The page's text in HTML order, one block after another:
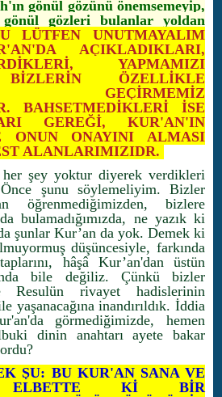
gönül gözünü önemsemeyip,
gözleri bulanlar yoldan
LÜTFEN UNUTMAYALIM
AÇIKLADIKLARI,
YAPMAMIZI
ÖZELLİKLE
GEÇİRMEMİZ
BAHSETMEDİKLERİ İSE
GEREĞİ, KUR'AN'IN
ONUN ONAYINI ALMASI
ALANLARIMIZIDR.
şey yoktur diyerek verdikleri
şunu söylemeliyim. Bizler
öğrenmediğimizden, bizlere
bulamadığımızda, ne yazık ki
şunlar Kur’an da yok. Demek ki
düşüncesiyle, farkında
hâşâ Kur’an'dan üstün
bile değiliz. Çünkü bizler
Resulün rivayet hadislerinin
yaşanacağına inandırıldık. İddia
görmediğimizde, hemen
dinin anahtarı ayete bakar
ŞU: BU KUR'AN SANA VE
ELBETTE Kİ BİR